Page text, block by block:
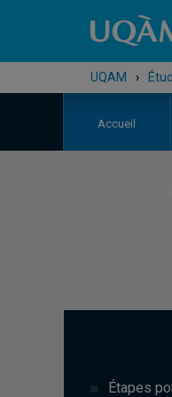
UQAM ›
Accueil
Étapes